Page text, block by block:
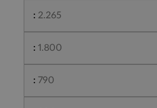
2.265
1.800
790